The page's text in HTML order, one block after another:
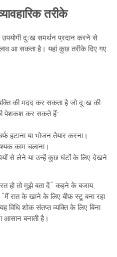
तरीके
दुःख समर्थन प्रदान करने से
आ सकता है। यहां कुछ तरीके दिए गए
की मदद कर सकता है जो दुःख की
की पेशकश कर सकते हैं:
हटाना या भोजन तैयार करना।
काम चलाना।
से लेने या उन्हें कुछ घंटों के लिए देखने
हो तो मुझे बता दें” कहने के बजाय,
रात के खाने के लिए बीफ़ स्टू बना रहा
शोक संतप्त व्यक्ति के लिए बिना
आसान बनाती है।